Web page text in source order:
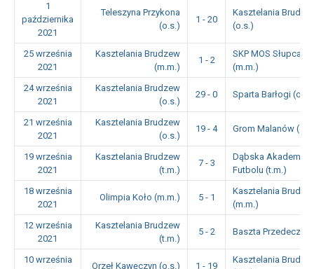
1
października
2021
Teleszyna Przykona
(o.s.)
1 - 20
Kasztelania
(o.s.)
25 września
2021
Kasztelania Brudzew
(m.m.)
1 - 2
SKP MOS Słupca
(m.m.)
24 września
2021
Kasztelania Brudzew
(o.s.)
29 - 0 Sparta Barłogi (o.s.)
21 września
2021
Kasztelania Brudzew
(o.s.)
19 - 4 Grom Malanów
19 września
2021
Kasztelania Brudzew
(t.m.)
7 - 3
Dąbska Akademia
Futbolu (t.m.)
18 września
2021
Olimpia Koło (m.m.) 5 - 1
Kasztelania
(m.m.)
12 września
2021
Kasztelania Brudzew
(t.m.)
5 - 2 Baszta Przedecz
10 września
Orzeł Kawęczyn (o.s.) 1 - 19
Kasztelania